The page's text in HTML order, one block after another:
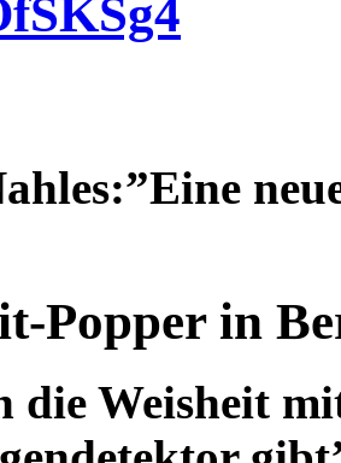
Popper in
die Weisheit